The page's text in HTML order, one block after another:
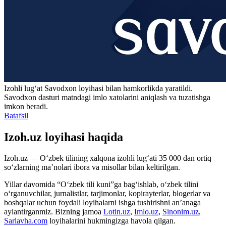
Izohli lugʻat Savodxon loyihasi bilan hamkorlikda yaratildi.
Savodxon dasturi matndagi imlo xatolarini aniqlash va tuzatishga
imkon beradi.
Batafsil
Izoh.uz loyihasi haqida
Izoh.uz — O‘zbek tilining xalqona izohli lug‘ati 35 000 dan ortiq
so‘zlarning ma’nolari ibora va misollar bilan keltirilgan.
Yillar davomida “O‘zbek tili kuni”ga bag‘ishlab, o‘zbek tilini
o‘rganuvchilar, jurnalistlar, tarjimonlar, kopirayterlar, blogerlar va
boshqalar uchun foydali loyihalarni ishga tushirishni an’anaga
aylantirganmiz. Bizning jamoa Lotin.uz, Imlo.uz, Sinonim.uz,
Sarlavha.com loyihalarini hukmingizga havola qilgan.